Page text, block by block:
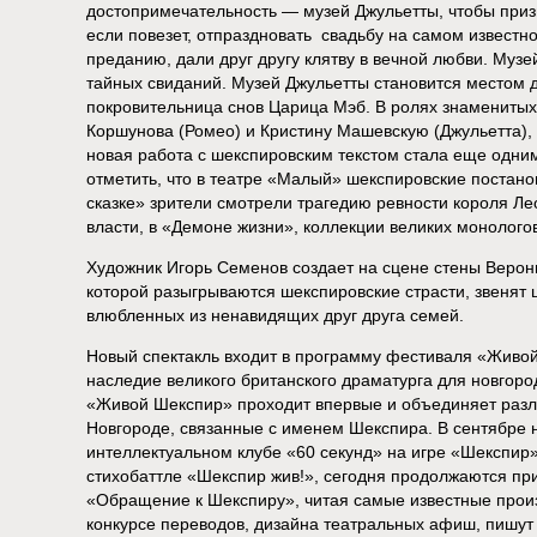
достопримечательность — музей Джульетты, чтобы
если повезет, отпраздновать свадьбу на самом
преданию, дали друг другу клятву в вечной любви.
тайных свиданий. Музей Джульетты становится местом
покровительница снов Царица Мэб. В ролях
Коршунова (Ромео) и Кристину Машевскую
новая работа с шекспировским текстом стала еще
отметить, что в театре «Малый» шекспировские
сказке» зрители смотрели трагедию ревности короля
власти, в «Демоне жизни», коллекции великих
Художник Игорь Семенов создает на сцене стены
которой разыгрываются шекспировские страсти,
влюбленных из ненавидящих друг друга семей.
Новый спектакль входит в программу фестиваля
наследие великого британского драматурга для
«Живой Шекспир» проходит впервые и объединяет
Новгороде, связанные с именем Шекспира. В сентябре
интеллектуальном клубе «60 секунд» на игре
стихобаттле «Шекспир жив!», сегодня продолжаются
«Обращение к Шекспиру», читая самые известные
конкурсе переводов, дизайна театральных афиш,